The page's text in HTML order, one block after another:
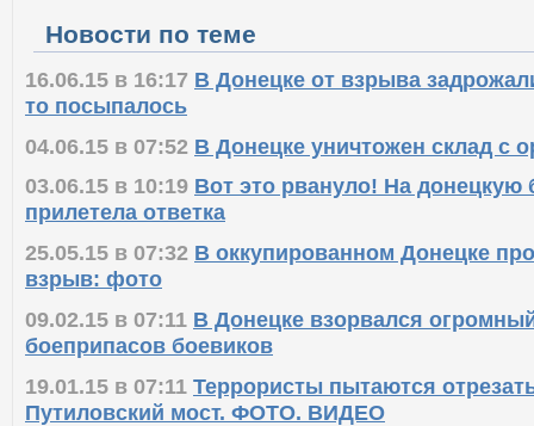
Новости по теме
16.06.15 в 16:17 В Донецке от взрыва
то посыпалось
04.06.15 в 07:52 В Донецке уничтожен склад с
03.06.15 в 10:19 Вот это рвануло! На донецкую
прилетела ответка
25.05.15 в 07:32 В оккупированном Донецке
взрыв: фото
09.02.15 в 07:11 В Донецке взорвался
боеприпасов боевиков
19.01.15 в 07:11 Террористы пытаются
Путиловский мост. ФОТО. ВИДЕО